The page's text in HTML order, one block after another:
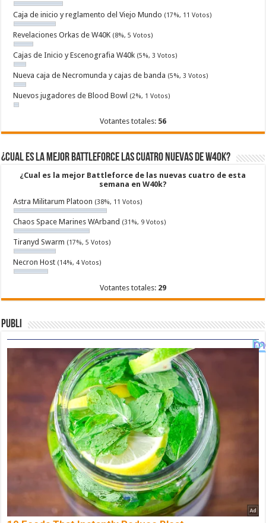
Caja de inicio y reglamento del Viejo Mundo (17%, 11 Votos)
Revelaciones Orkas de W40K (8%, 5 Votos)
Cajas de Inicio y Escenografia W40k (5%, 3 Votos)
Nueva caja de Necromunda y cajas de banda (5%, 3 Votos)
Nuevos jugadores de Blood Bowl (2%, 1 Votos)
Votantes totales: 56
¿Cual es la mejor Battleforce las cuatro nuevas de W40k?
¿Cual es la mejor Battleforce de las nuevas cuatro de esta
semana en W40k?
Astra Militarum Platoon (38%, 11 Votos)
Chaos Space Marines WArband (31%, 9 Votos)
Tiranyd Swarm (17%, 5 Votos)
Necron Host (14%, 4 Votos)
Votantes totales: 29
Publi